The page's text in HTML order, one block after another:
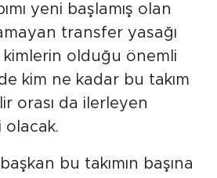
yeni başlamış olan
transfer yasağı
kimlerin olduğu önemli
kim ne kadar bu takım
orası da ilerleyen
olacak.
bu takımın başına